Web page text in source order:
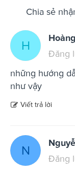
Chia sẻ
H
Đăng
những hướng
như vậy
Viết trả lời
N
Đăng